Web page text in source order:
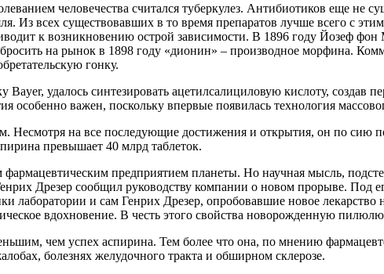
человечества считался туберкулез. Антибиотиков еще не
Из всех существовавших в то время препаратов лучше всего с
к возникновению острой зависимости. В 1896 году Йозеф
на рынок в 1898 году «дионин» – производное морфина.
гонку.
удалось синтезировать ацетилсалициловую кислоту, создав
особенно важен, поскольку впервые появилась технология
Несмотря на все последующие достижения и открытия, он по сию
превышает 40 млрд таблеток.
предприятием планеты. Но научная мысль,
Дрезер сообщил руководству компании о новом прорыве.
лаборатории и сам Генрих Дрезер, опробовавшие новое
вдохновение. В честь этого свойства новорожденную пилюлю
чем успех аспирина. Тем более что она, по мнению
болезнях желудочного тракта и обширном склерозе.